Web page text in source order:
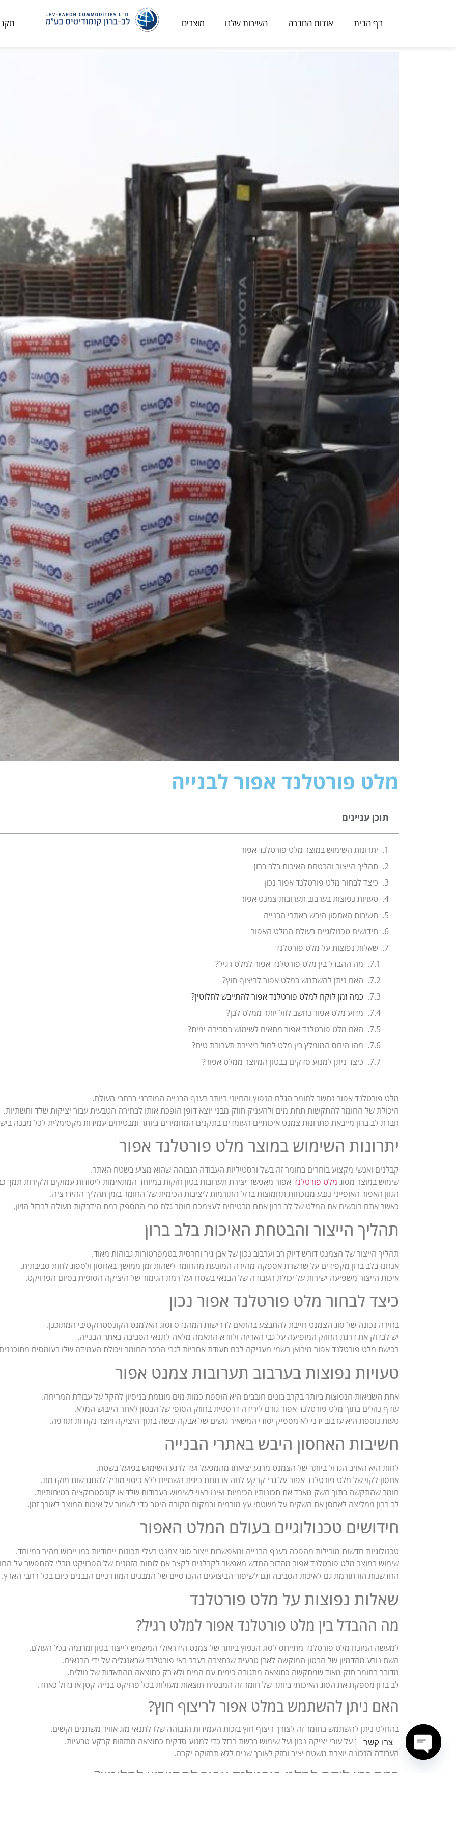
דף הבית אודות החברה השירות שלנו מוצרים
מלט פורטלנד אפור לבנייה
תוכן עניינים
יתרונות השימוש במוצר מלט פורטלנד אפור
תהליך הייצור והבטחת האיכות בלב ברון
כיצד לבחור מלט פורטלנד אפור נכון
טעויות נפוצות בערבוב תערובות צמנט אפור
חשיבות האחסון היבש באתרי הבנייה
חידושים טכנולוגיים בעולם המלט האפור
שאלות נפוצות על מלט פורטלנד
מה ההבדל בין מלט פורטלנד אפור למלט רגיל?
האם ניתן להשתמש במלט אפור לריצוף חוץ?
כמה זמן לוקח למלט פורטלנד אפור להתייבש לחלוטין?
מדוע מלט אפור נחשב לזול יותר ממלט לבן?
האם מלט פורטלנד אפור מתאים לשימוש בסביבה ימית?
מהו היחס המומלץ בין מלט לחול ביצירת תערובת טיח?
כיצד ניתן למנוע סדקים בבטון המיוצר ממלט אפור?
מלט פורטלנד אפור נחשב לחומר הגלם הנפוץ והחיוני ביותר בענף הבנייה המודרני ברחבי העולם.
היכולת של החומר להתקשות תחת מים ולהעניק חוזק מבני יוצא דופן הופכת אותו לבחירה הטבעית עבור יציקות שלד ותשתיות.
חברת לב ברון מייבאת פתרונות צמנט איכותיים העומדים בתקנים המחמירים ביותר ומבטיחים עמידות מקסימלית לכל מבנה
יתרונות השימוש במוצר מלט פורטלנד אפור
קבלנים ואנשי מקצוע בוחרים בחומר זה בשל ורסטיליות העבודה הגבוהה שהוא מציע בשטח האתר.
שימוש במוצר מסוג מלט פורטלנדאפור מאפשר יצירת תערובות בטון חזקות במיוחד המתאימות ליסודות עמוקים ולקירות תמך
הגוון האפור האופייני נובע מנוכחות תחמוצות ברזל התורמות ליציבות הכימית של החומר בזמן תהליך ההידרציה.
כאשר אתם רוכשים את המלט של לב ברון אתם מבטיחים לעצמכם חומר גלם טרי המספק רמת הידבקות מעולה לברזל הזיון.
תהליך הייצור והבטחת האיכות בלב ברון
תהליך הייצור של הצמנט דורש דיוק רב וערבוב נכון של אבן גיר וחרסית בטמפרטורות גבוהות מאוד.
אנחנו בלב ברון מקפידים על שרשרת אספקה מהירה המונעת מהחומר לשהות זמן ממושך באחסון ולספוג לחות סביבתית.
איכות הייצור משפיעה ישירות על יכולת העבודה של הבנאי בשטח ועל רמת הגימור של היציקה הסופית בסיום הפרויקט.
כיצד לבחור מלט פורטלנד אפור נכון
בחירה נכונה של סוג הצמנט חייבת להתבצע בהתאם לדרישות המהנדס וסוג האלמנט הקונסטרוקטיבי המתוכנן.
יש לבדוק את דרגת החוזק המופיעה על גבי האריזה ולוודא התאמה מלאה לתנאי הסביבה באתר הבנייה.
רכישת מלט פורטלנד אפור מיבואן רשמי מעניקה לכם תעודת אחריות לגבי הרכב החומר ויכולת העמידה שלו בעומסים
טעויות נפוצות בערבוב תערובות צמנט אפור
אחת השגיאות הנפוצות ביותר בקרב בונים חובבים היא הוספת כמות מים מוגזמת בניסיון להקל על עבודת המריחה.
עודף נוזלים בתוך מלט פורטלנד אפור גורם לירידה דרסטית בחוזק הסופי של הבטון לאחר הייבוש המלא.
טעות נוספת היא ערבוב ידני לא מספיק יסודי המשאיר גושים של אבקה יבשה בתוך היציקה ויוצר נקודות תורפה.
חשיבות האחסון היבש באתרי הבנייה
לחות היא האויב הגדול ביותר של הצמנט מרגע יציאתו מהמפעל ועד לרגע השימוש בפועל בשטח.
אחסון לקוי של מלט פורטלנד אפור על גבי קרקע לחה או תחת כיפת השמיים ללא כיסוי מוביל להתגבשות מוקדמת.
חומר שהתקשה בתוך השק מאבד את תכונותיו הכימיות ואינו ראוי לשימוש בעבודות שלד או קונסטרוקציה בטיחותיות.
לב ברון ממליצה לאחסן את השקים על משטחי עץ מורמים ובמקום מקורה היטב כדי לשמור על איכות המוצר לאורך זמן.
חידושים טכנולוגיים בעולם המלט האפור
טכנולוגיות חדשות מובילות מהפכה בענף הבנייה ומאפשרות ייצור סוגי צמנט בעלי תכונות ייחודיות כמו ייבוש מהיר במיוחד.
שימוש במוצר מלט פורטלנד אפור מהדור החדש מאפשר לקבלנים לקצר את לוחות הזמנים של הפרויקט מבלי להתפשר על
החדשנות הזו תורמת גם לאיכות הסביבה וגם לשיפור הביצועים ההנדסיים של המבנים המודרניים הנבנים כיום בכל רחבי הארץ.
שאלות נפוצות על מלט פורטלנד
מה ההבדל בין מלט פורטלנד אפור למלט רגיל?
למעשה המונח מלט פורטלנד מתייחס לסוג הנפוץ ביותר של צמנט הידראולי המשמש לייצור בטון ומרגמה בכל העולם.
השם נובע מהדמיון של הבטון המוקשה לאבן טבעית שנחצבה בעבר באי פורטלנד שבאנגליה על ידי הבנאים.
מדובר בחומר חזק מאוד שמתקשה כתוצאה מתגובה כימית עם המים ולא רק כתוצאה מהתאדות של נוזלים.
לב ברון מספקת את הסוג האיכותי ביותר של חומר זה המבטיח תוצאות מעולות בכל פרויקט בנייה קטן או גדול כאחד.
האם ניתן להשתמש במלט אפור לריצוף חוץ?
בהחלט ניתן להשתמש בחומר זה לצורך ריצוף חוץ בזכות העמידות הגבוהה שלו לתנאי מזג אוויר משתנים וקשים.
חשוב להקפיד על עובי יציקה נכון ועל שימוש ברשת ברזל כדי למנוע סדקים כתוצאה מתזוזות קרקע טבעיות.
העבודה הנכונה יוצרת משטח יציב וחזק לאורך שנים ללא תחזוקה יקרה.
כמה זמן לוקח למלט פורטלנד אפור להתייבש לחלוטין?
צרו קשר